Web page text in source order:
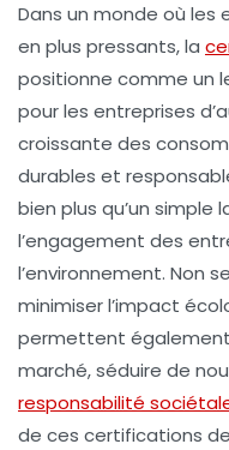
Dans un monde où les
en plus pressants, la
positionne comme un
pour les entreprises
croissante des
durables et
bien plus qu’un
l’engagement des
l’environnement. Non
minimiser l’impact
permettent
marché, séduire de
responsabilité
de ces certifications